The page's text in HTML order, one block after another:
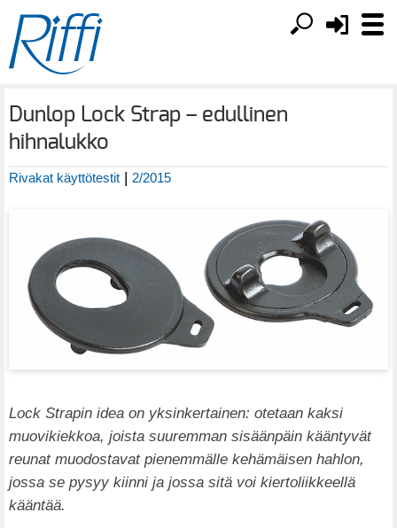
Dunlop Lock Strap – edullinen
hihnalukko
Rivakat käyttötestit | 2/2015
Lock Strapin idea on yksinkertainen: otetaan kaksi
muovikiekkoa, joista suuremman sisäänpäin kääntyvät
reunat muodostavat pienemmälle kehämäisen hahlon,
jossa se pysyy kiinni ja jossa sitä voi kiertoliikkeellä
kääntää.